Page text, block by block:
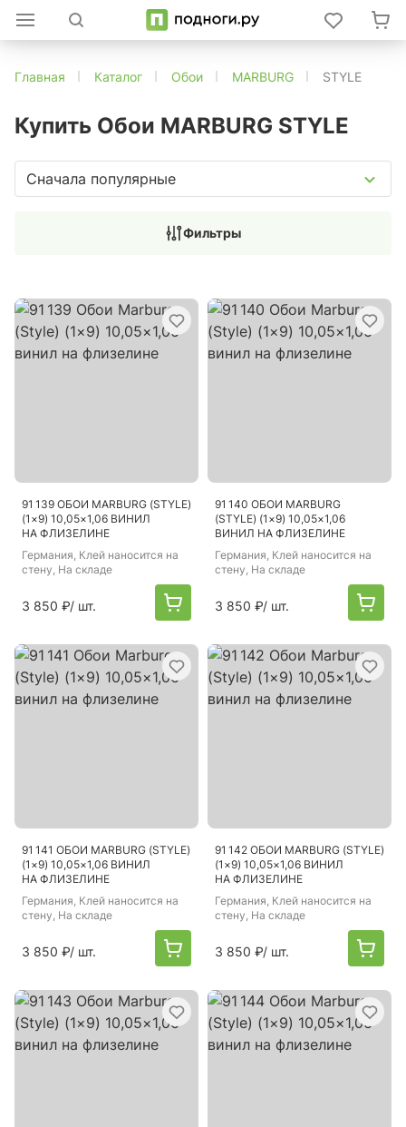
Главная Каталог Обои MARBURG STYLE
Купить Обои MARBURG STYLE
Сначала популярные
Фильтры
91 139 ОБОИ MARBURG (STYLE)
(1×9) 10,05×1,06 ВИНИЛ
НА ФЛИЗЕЛИНЕ
Германия, Клей наносится на
стену, На складе
3 850 ₽/ шт.
91 140 ОБОИ MARBURG
(STYLE) (1×9) 10,05×1,06
ВИНИЛ НА ФЛИЗЕЛИНЕ
Германия, Клей наносится на
стену, На складе
3 850 ₽/ шт.
91 141 ОБОИ MARBURG (STYLE)
(1×9) 10,05×1,06 ВИНИЛ
НА ФЛИЗЕЛИНЕ
Германия, Клей наносится на
стену, На складе
3 850 ₽/ шт.
91 142 ОБОИ MARBURG (STYLE)
(1×9) 10,05×1,06 ВИНИЛ
НА ФЛИЗЕЛИНЕ
Германия, Клей наносится на
стену, На складе
3 850 ₽/ шт.